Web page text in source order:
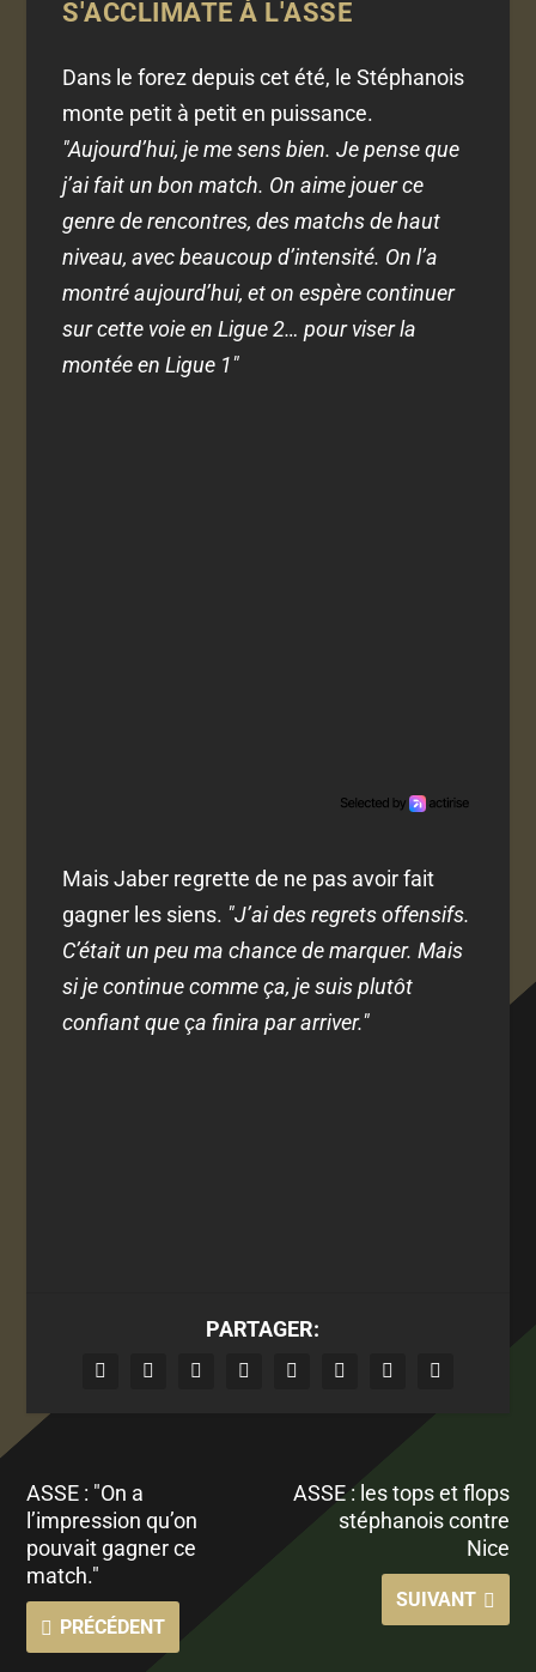
S'ACCLIMATE À L'ASSE
Dans le forez depuis cet été, le Stéphanois
monte petit à petit en puissance.
"Aujourd’hui, je me sens bien. Je pense que
j’ai fait un bon match. On aime jouer ce
genre de rencontres, des matchs de haut
niveau, avec beaucoup d’intensité. On l’a
montré aujourd’hui, et on espère continuer
sur cette voie en Ligue 2… pour viser la
montée en Ligue 1"
Mais Jaber regrette de ne pas avoir fait
gagner les siens. "J’ai des regrets offensifs.
C’était un peu ma chance de marquer. Mais
si je continue comme ça, je suis plutôt
confiant que ça finira par arriver."
PARTAGER:
ASSE : "On a
l’impression qu’on
pouvait gagner ce
match."
PRÉCÉDENT
ASSE : les tops et flops
stéphanois contre
Nice
SUIVANT